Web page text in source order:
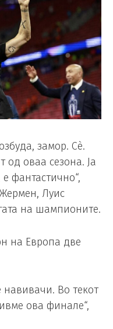
замор. Сè.
од оваа сезона. Ја
фантастично“,
Луис
на шампионите.
на Европа две
Во текот
ова финале“,